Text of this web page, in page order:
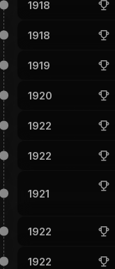
1918
1918
1919
1920
1922
1922
1921
1922
1922